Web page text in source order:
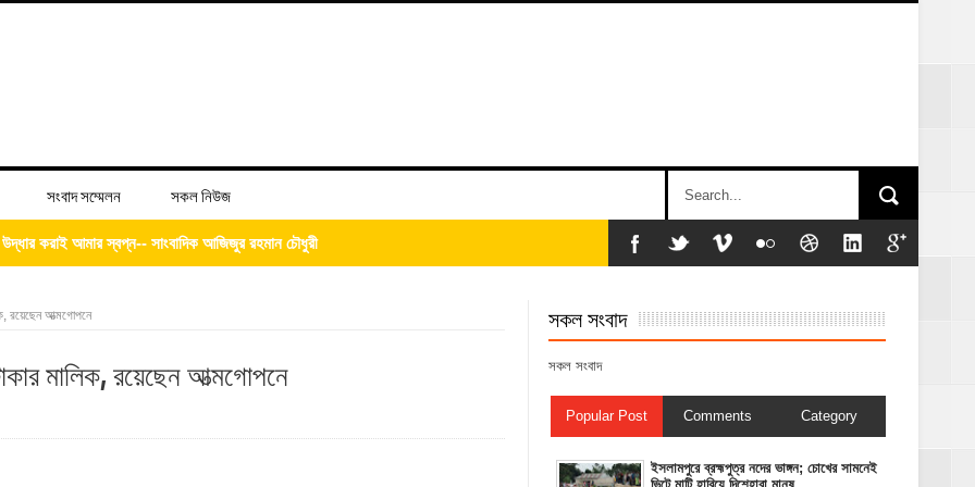
সংবাদ সম্মেলন সকল নিউজ
শিক্ষা প্রতিষ্ঠানগুলোতে দিনব্যাপী নানা আয়োজন
রয়েছেন আত্মগোপনে
মালিক, রয়েছেন আত্মগোপনে
সকল সংবাদ
সকল সংবাদ
Popular Post Comments Category
ইসলামপুরে ব্রহ্মপুত্র নদের ভাঙ্গন; চোখের সামনেই